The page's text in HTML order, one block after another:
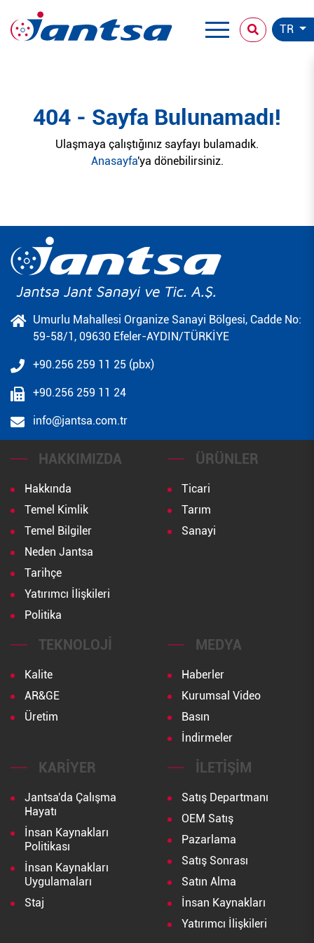
TR
404 - Sayfa Bulunamadı!
Ulaşmaya çalıştığınız sayfayı bulamadık.
Anasayfa'ya dönebilirsiniz.
Umurlu Mahallesi Organize Sanayi Bölgesi, Cadde No:
59-58/1, 09630 Efeler-AYDIN/TÜRKİYE
+90.256 259 11 25 (pbx)
+90.256 259 11 24
info@jantsa.com.tr
HAKKIMIZDA
Hakkında
Temel Kimlik
Temel Bilgiler
Neden Jantsa
Tarihçe
Yatırımcı İlişkileri
Politika
ÜRÜNLER
Ticari
Tarım
Sanayi
TEKNOLOJI
Kalite
AR&GE
Üretim
MEDYA
Haberler
Kurumsal Video
Basın
İndirmeler
KARIYER
Jantsa'da Çalışma
Hayatı
İnsan Kaynakları
Politikası
İnsan Kaynakları
Uygulamaları
Staj
İLETIŞIM
Satış Departmanı
OEM Satış
Pazarlama
Satış Sonrası
Satın Alma
İnsan Kaynakları
Yatırımcı İlişkileri